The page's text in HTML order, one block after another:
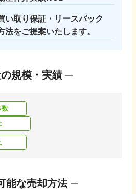
い取り保証・リースバック
法をご提案いたします。
規模・実績
数
能な売却方法